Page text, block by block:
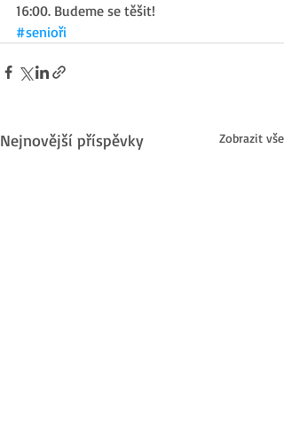
16:00. Budeme se těšit!
#senioři
Nejnovější příspěvky Zobrazit vše